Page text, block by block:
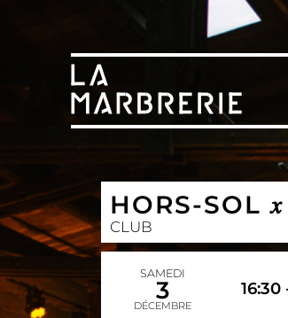
HORS-SOL 𝑥
CLUB
SAMEDI
3
DÉCEMBRE
16:30